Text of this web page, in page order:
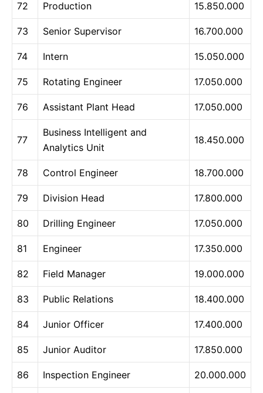
72 Production 15.850.000
73 Senior Supervisor 16.700.000
74 Intern 15.050.000
75 Rotating Engineer 17.050.000
76 Assistant Plant Head 17.050.000
77
Business Intelligent and
Analytics Unit
18.450.000
78 Control Engineer 18.700.000
79 Division Head 17.800.000
80 Drilling Engineer 17.050.000
81 Engineer 17.350.000
82 Field Manager 19.000.000
83 Public Relations 18.400.000
84 Junior Officer 17.400.000
85 Junior Auditor 17.850.000
86 Inspection Engineer 20.000.000